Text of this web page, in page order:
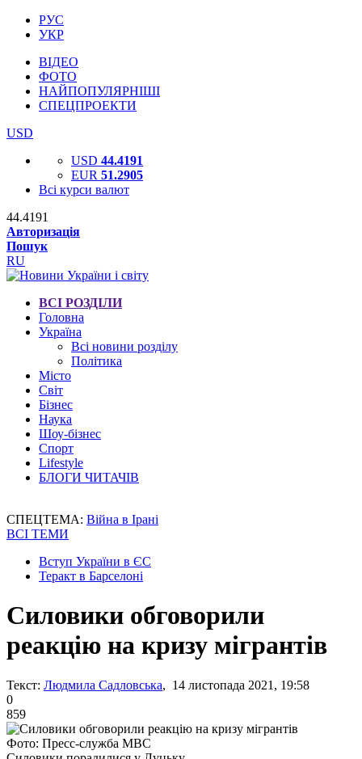
РУС
УКР
ВІДЕО
ФОТО
НАЙПОПУЛЯРНІШІ
СПЕЦПРОЕКТИ
USD
USD 44.4191
EUR 51.2905
Всі курси валют
44.4191
Авторизація
Пошук
RU
ВСІ РОЗДІЛИ
Головна
Україна
Всі новини розділу
Політика
Місто
Світ
Бізнес
Наука
Шоу-бізнес
Спорт
Lifestyle
БЛОГИ ЧИТАЧІВ
СПЕЦТЕМА: Війна в Ірані
ВСІ ТЕМИ
Вступ України в ЄС
Теракт в Барселоні
Силовики обговорили
реакцію на кризу мігрантів
Текст: Людмила Садловська, 14 листопада 2021, 19:58
0
859
Фото: Пресс-служба МВС